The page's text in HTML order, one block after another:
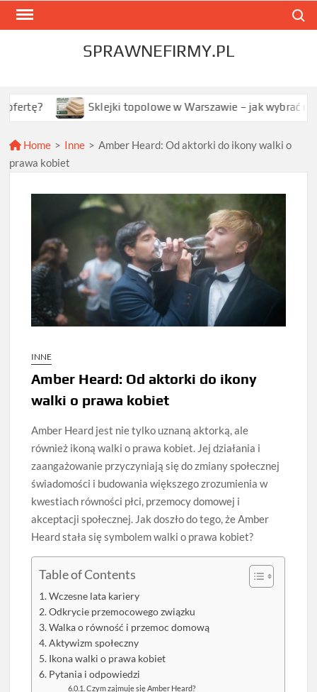
Skip
SPRAWNEFIRMY.PL
Sklejki topolowe w Warszawie – jak wybrać najlepszą
Home > Inne > Amber Heard: Od aktorki do ikony walki o
prawa kobiet
INNE
Amber Heard: Od aktorki do ikony
walki o prawa kobiet
Amber Heard jest nie tylko uznaną aktorką, ale
również ikoną walki o prawa kobiet. Jej działania i
zaangażowanie przyczyniają się do zmiany społecznej
świadomości i budowania większego zrozumienia w
kwestiach równości płci, przemocy domowej i
akceptacji społecznej. Jak doszło do tego, że Amber
Heard stała się symbolem walki o prawa kobiet?
Table of Contents
Wczesne lata kariery
Odkrycie przemocowego związku
Walka o równość i przemoc domową
Aktywizm społeczny
Ikona walki o prawa kobiet
Pytania i odpowiedzi
Czym zajmuje się Amber Heard?